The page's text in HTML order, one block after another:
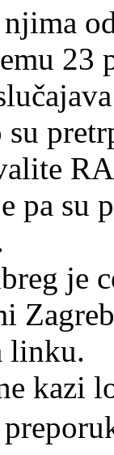
23
pa su
je
linku.
kazi